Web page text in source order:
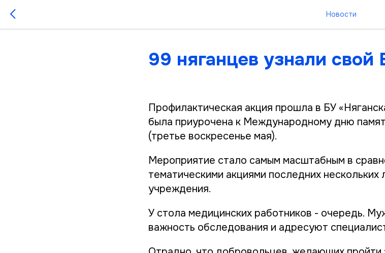
Новости
99 няганцев узнали
Профилактическая акция прошла в БУ
была приурочена к Международному дню
(третье воскресенье мая).
Мероприятие стало самым масштабным в
тематическими акциями последних нескольких
учреждения.
У стола медицинских работников - очередь.
важность обследования и адресуют